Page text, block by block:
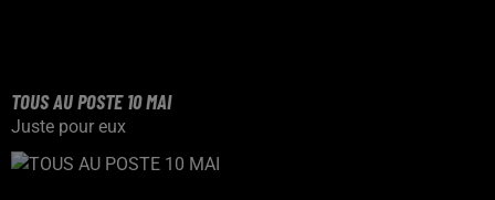
TOUS AU POSTE 10 MAI
Juste pour eux